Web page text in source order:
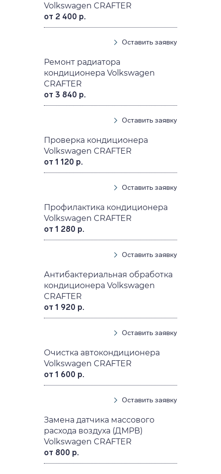
Volkswagen CRAFTER
от 2 400 р.
Оставить заявку
Ремонт радиатора
кондиционера Volkswagen
CRAFTER
от 3 840 р.
Оставить заявку
Проверка кондиционера
Volkswagen CRAFTER
от 1 120 р.
Оставить заявку
Профилактика кондиционера
Volkswagen CRAFTER
от 1 280 р.
Оставить заявку
Антибактериальная обработка
кондиционера Volkswagen
CRAFTER
от 1 920 р.
Оставить заявку
Очистка автокондиционера
Volkswagen CRAFTER
от 1 600 р.
Оставить заявку
Замена датчика массового
расхода воздуха (ДМРВ)
Volkswagen CRAFTER
от 800 р.